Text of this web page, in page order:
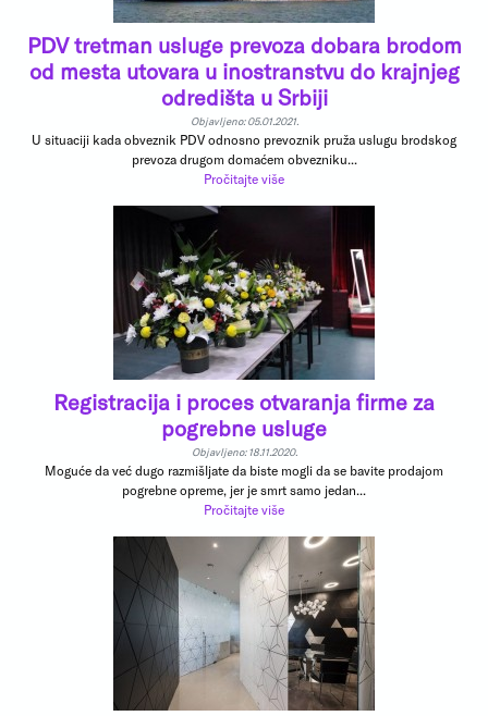
PDV tretman usluge prevoza dobara brodom
od mesta utovara u inostranstvu do krajnjeg
odredišta u Srbiji
Objavljeno: 05.01.2021.
U situaciji kada obveznik PDV odnosno prevoznik pruža uslugu brodskog
prevoza drugom domaćem obvezniku...
Pročitajte više
Registracija i proces otvaranja firme za
pogrebne usluge
Objavljeno: 18.11.2020.
Moguće da već dugo razmišljate da biste mogli da se bavite prodajom
pogrebne opreme, jer je smrt samo jedan...
Pročitajte više